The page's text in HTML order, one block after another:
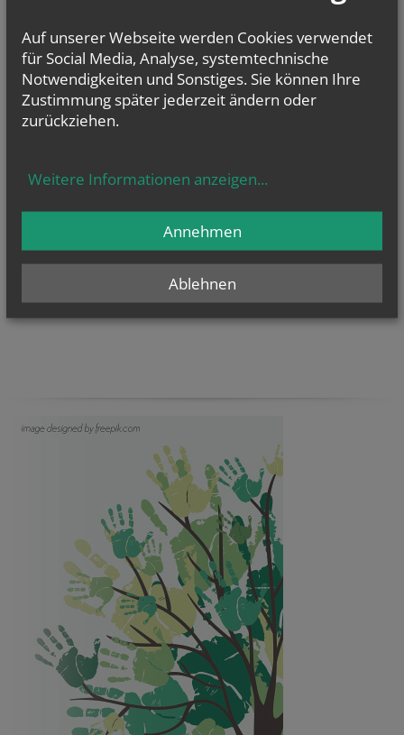
Auf unserer Webseite werden Cookies verwendet
für Social Media, Analyse, systemtechnische
Notwendigkeiten und Sonstiges. Sie können Ihre
Zustimmung später jederzeit ändern oder
zurückziehen.
Weitere Informationen anzeigen...
Ablehnen
Annehmen